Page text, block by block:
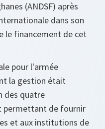
(ANDSF) après
dans son
le financement de cet
pour l'armée
la gestion était
des quatre
permettant de fournir
et aux institutions de